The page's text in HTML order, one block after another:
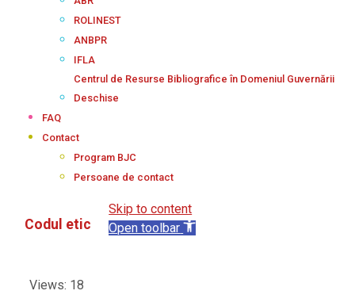
ROLINEST
ANBPR
IFLA
Centrul de Resurse Bibliografice în Domeniul Guvernării
Deschise
FAQ
Contact
Program BJC
Persoane de contact
Codul etic
Views: 18
Skip to content
Open toolbar